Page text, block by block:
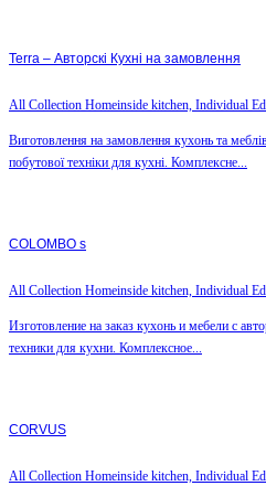
Terra – Авторскі Кухні на замовлення
All Collection Homeinside kitchen, Individual
Виготовлення на замовлення кухонь та
побутової техніки для кухні. Комплексне...
COLOMBO s
All Collection Homeinside kitchen, Individual
Изготовление на заказ кухонь и мебели с
техники для кухни. Комплексное...
CORVUS
All Collection Homeinside kitchen, Individual